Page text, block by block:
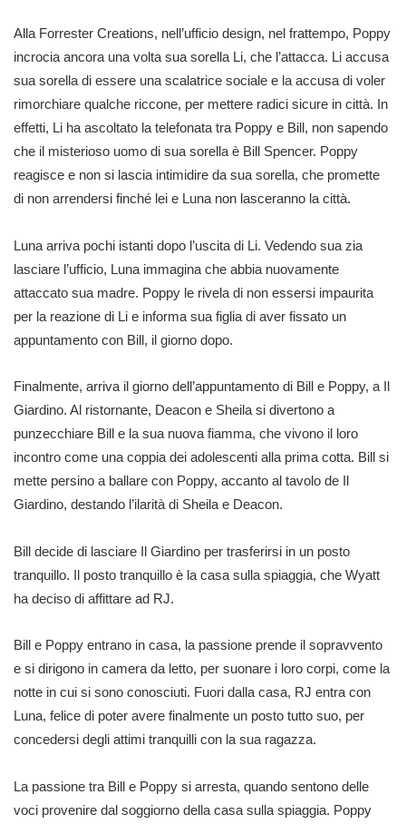
Alla Forrester Creations, nell’ufficio design, nel frattempo, Poppy
incrocia ancora una volta sua sorella Li, che l’attacca. Li accusa
sua sorella di essere una scalatrice sociale e la accusa di voler
rimorchiare qualche riccone, per mettere radici sicure in città. In
effetti, Li ha ascoltato la telefonata tra Poppy e Bill, non sapendo
che il misterioso uomo di sua sorella è Bill Spencer. Poppy
reagisce e non si lascia intimidire da sua sorella, che promette
di non arrendersi finché lei e Luna non lasceranno la città.
Luna arriva pochi istanti dopo l’uscita di Li. Vedendo sua zia
lasciare l’ufficio, Luna immagina che abbia nuovamente
attaccato sua madre. Poppy le rivela di non essersi impaurita
per la reazione di Li e informa sua figlia di aver fissato un
appuntamento con Bill, il giorno dopo.
Finalmente, arriva il giorno dell’appuntamento di Bill e Poppy, a Il
Giardino. Al ristornante, Deacon e Sheila si divertono a
punzecchiare Bill e la sua nuova fiamma, che vivono il loro
incontro come una coppia dei adolescenti alla prima cotta. Bill si
mette persino a ballare con Poppy, accanto al tavolo de Il
Giardino, destando l’ilarità di Sheila e Deacon.
Bill decide di lasciare Il Giardino per trasferirsi in un posto
tranquillo. Il posto tranquillo è la casa sulla spiaggia, che Wyatt
ha deciso di affittare ad RJ.
Bill e Poppy entrano in casa, la passione prende il sopravvento
e si dirigono in camera da letto, per suonare i loro corpi, come la
notte in cui si sono conosciuti. Fuori dalla casa, RJ entra con
Luna, felice di poter avere finalmente un posto tutto suo, per
concedersi degli attimi tranquilli con la sua ragazza.
La passione tra Bill e Poppy si arresta, quando sentono delle
voci provenire dal soggiorno della casa sulla spiaggia. Poppy